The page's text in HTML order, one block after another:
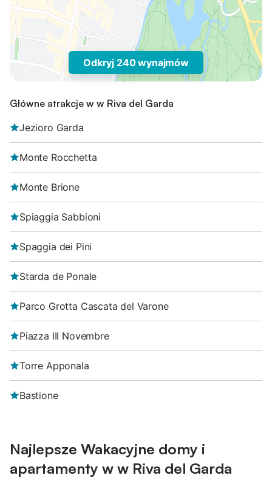
Odkryj 240 wynajmów
Główne atrakcje w w Riva del Garda
Jezioro Garda
Monte Rocchetta
Monte Brione
Spiaggia Sabbioni
Spaggia dei Pini
Starda de Ponale
Parco Grotta Cascata del Varone
Piazza III Novembre
Torre Apponala
Bastione
Najlepsze Wakacyjne domy i
apartamenty w w Riva del Garda